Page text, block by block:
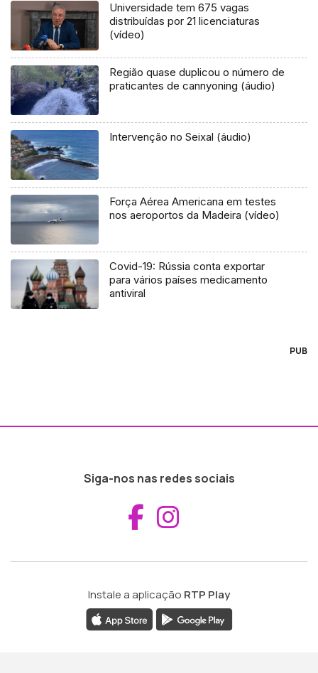
Universidade tem 675 vagas
distribuídas por 21 licenciaturas
(vídeo)
Região quase duplicou o número de
praticantes de cannyoning (áudio)
Intervenção no Seixal (áudio)
Força Aérea Americana em testes
nos aeroportos da Madeira (vídeo)
Covid-19: Rússia conta exportar
para vários países medicamento
antiviral
PUB
Siga-nos nas redes sociais
Aceder ao
Instale a aplicação RTP Play